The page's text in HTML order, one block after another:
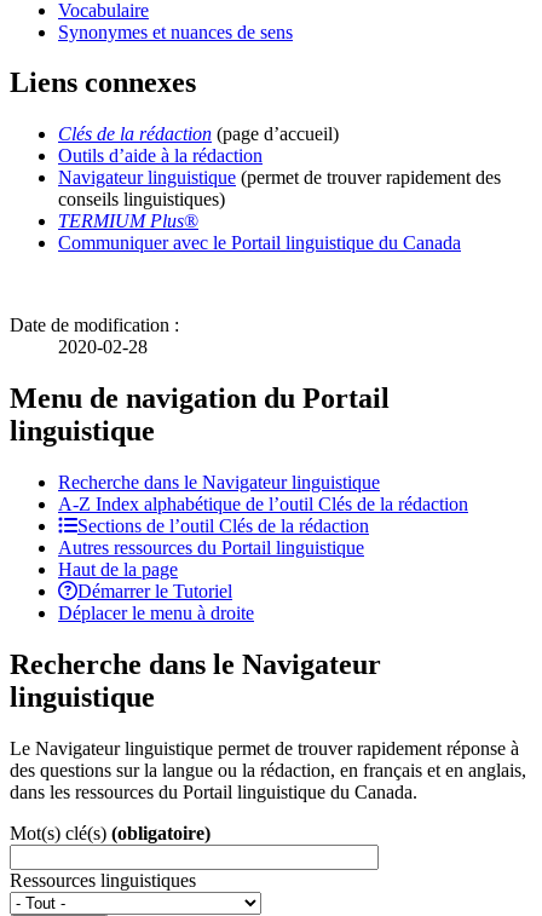
Vocabulaire
Synonymes et nuances de sens
Liens connexes
Clés de la rédaction (page d’accueil)
Outils d’aide à la rédaction
Navigateur linguistique (permet de trouver rapidement des
conseils linguistiques)
TERMIUM Plus®
Communiquer avec le Portail linguistique du Canada
Date de modification :
2020-02-28
Menu de navigation du Portail
linguistique
Recherche dans le Navigateur linguistique
A-Z Index alphabétique de l’outil Clés de la rédaction
Sections de l’outil Clés de la rédaction
Autres ressources du Portail linguistique
Haut de la page
Démarrer le Tutoriel
Déplacer le menu à droite
Recherche dans le Navigateur
linguistique
Le Navigateur linguistique permet de trouver rapidement réponse à
des questions sur la langue ou la rédaction, en français et en anglais,
dans les ressources du Portail linguistique du Canada.
Mot(s) clé(s) (obligatoire)
Ressources linguistiques